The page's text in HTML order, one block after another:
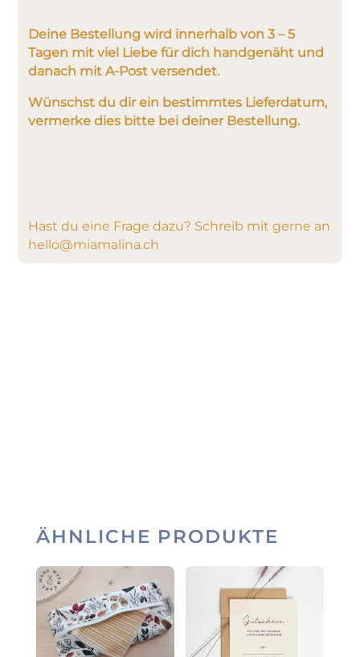
Deine Bestellung wird innerhalb von 3 – 5
Tagen mit viel Liebe für dich handgenäht und
danach mit A-Post versendet.
Wünschst du dir ein bestimmtes Lieferdatum,
vermerke dies bitte bei deiner Bestellung.
Hast du eine Frage dazu? Schreib mit gerne an
hello@miamalina.ch
ÄHNLICHE PRODUKTE